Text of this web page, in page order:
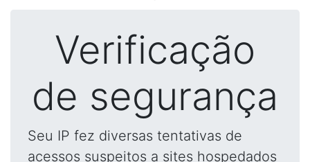
Verificação
de segurança
Seu IP fez diversas tentativas de
acessos suspeitos a sites hospedados